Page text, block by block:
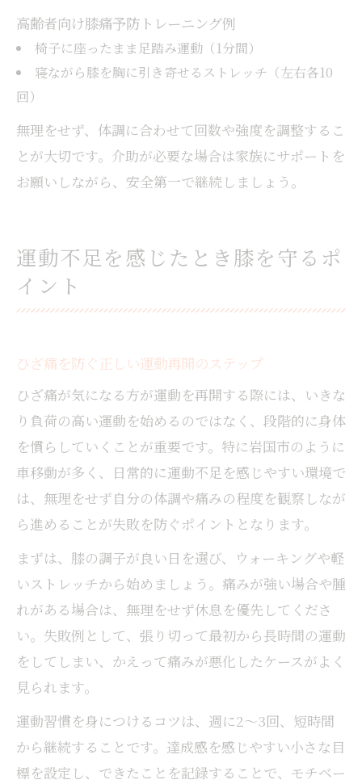
高齢者向け膝痛予防トレーニング例
椅子に座ったまま足踏み運動（1分間）
寝ながら膝を胸に引き寄せるストレッチ（左右各10
回）
無理をせず、体調に合わせて回数や強度を調整するこ
とが大切です。介助が必要な場合は家族にサポートを
お願いしながら、安全第一で継続しましょう。
運動不足を感じたとき膝を守るポ
イント
ひざ痛を防ぐ正しい運動再開のステップ
ひざ痛が気になる方が運動を再開する際には、いきな
り負荷の高い運動を始めるのではなく、段階的に身体
を慣らしていくことが重要です。特に岩国市のように
車移動が多く、日常的に運動不足を感じやすい環境で
は、無理をせず自分の体調や痛みの程度を観察しなが
ら進めることが失敗を防ぐポイントとなります。
まずは、膝の調子が良い日を選び、ウォーキングや軽
いストレッチから始めましょう。痛みが強い場合や腫
れがある場合は、無理をせず休息を優先してくださ
い。失敗例として、張り切って最初から長時間の運動
をしてしまい、かえって痛みが悪化したケースがよく
見られます。
運動習慣を身につけるコツは、週に2～3回、短時間
から継続することです。達成感を感じやすい小さな目
標を設定し、できたことを記録することで、モチベー